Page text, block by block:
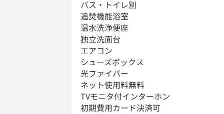
バス・トイレ別
追焚機能浴室
温水洗浄便座
独立洗面台
エアコン
シューズボックス
光ファイバー
ネット使用料無料
TVモニタ付インターホン
初期費用カード決済可